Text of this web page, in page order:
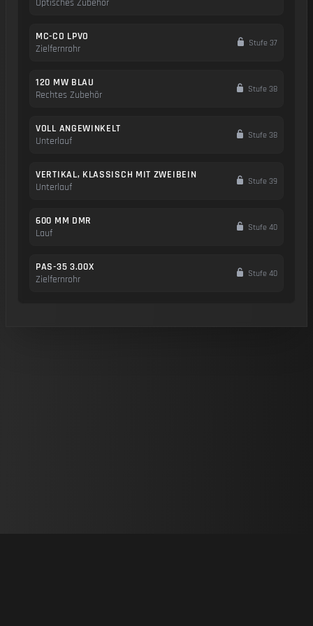
Optisches Zubehör
MC-CO LPVO
Zielfernrohr
Stufe 37
120 MW BLAU
Rechtes Zubehör
Stufe 38
VOLL ANGEWINKELT
Unterlauf
Stufe 38
VERTIKAL, KLASSISCH MIT ZWEIBEIN
Unterlauf
Stufe 39
600 MM DMR
Lauf
Stufe 40
PAS-35 3.00X
Zielfernrohr
Stufe 40